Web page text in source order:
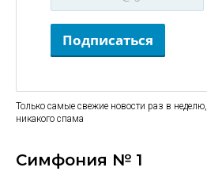
Подписаться
Только самые свежие новости раз в неделю,
никакого спама
Симфония № 1